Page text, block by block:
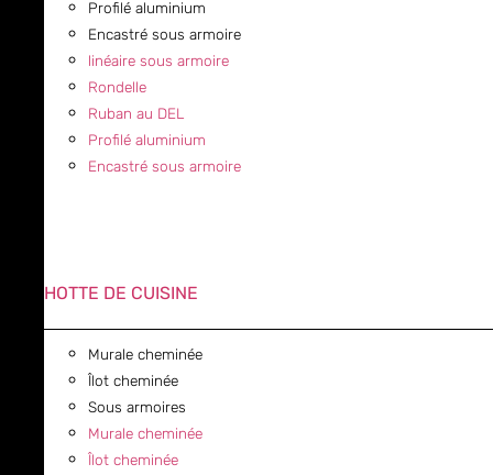
Profilé aluminium
Encastré sous armoire
linéaire sous armoire
Rondelle
Ruban au DEL
Profilé aluminium
Encastré sous armoire
HOTTE DE CUISINE
Murale cheminée
Îlot cheminée
Sous armoires
Murale cheminée
Îlot cheminée